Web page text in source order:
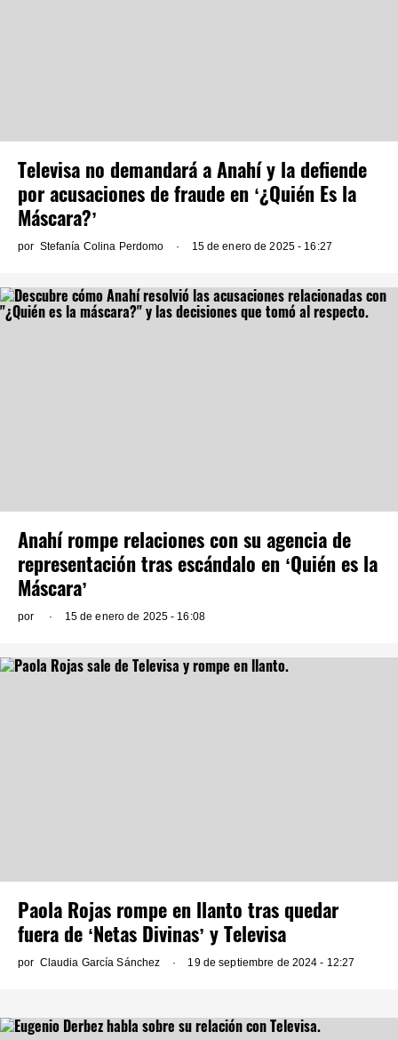
Televisa no demandará a Anahí y la defiende
por acusaciones de fraude en ‘¿Quién Es la
Máscara?’
por Stefanía Colina Perdomo 15 de enero de 2025 - 16:27
Anahí rompe relaciones con su agencia de
representación tras escándalo en ‘Quién es la
Máscara’
por 15 de enero de 2025 - 16:08
Paola Rojas rompe en llanto tras quedar
fuera de ‘Netas Divinas’ y Televisa
por Claudia García Sánchez 19 de septiembre de 2024 - 12:27